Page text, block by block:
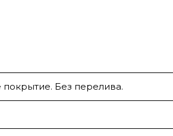
покрытие. Без перелива.